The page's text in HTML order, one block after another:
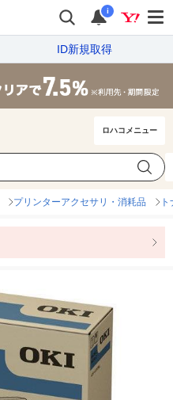
i
ID新規取得
ロハコメニュー
プリンターアクセサリ・消耗品